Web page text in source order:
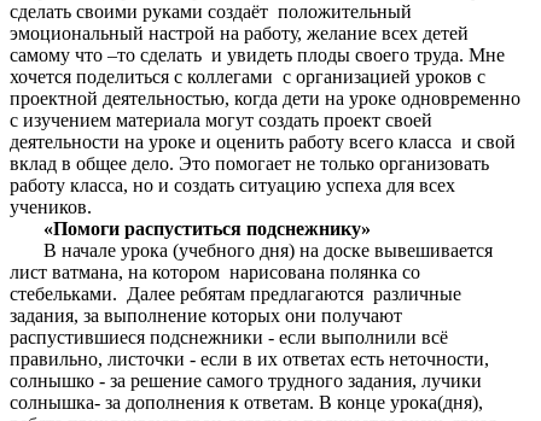
сделать своими руками создаёт положительный
эмоциональный настрой на работу, желание всех детей
самому что –то сделать и увидеть плоды своего труда. Мне
хочется поделиться с коллегами с организацией уроков с
проектной деятельностью, когда дети на уроке одновременно
с изучением материала могут создать проект своей
деятельности на уроке и оценить работу всего класса и свой
вклад в общее дело. Это помогает не только организовать
работу класса, но и создать ситуацию успеха для всех
учеников.
«Помоги распуститься подснежнику»
В начале урока (учебного дня) на доске вывешивается
лист ватмана, на котором нарисована полянка со
стебельками. Далее ребятам предлагаются различные
задания, за выполнение которых они получают
распустившиеся подснежники - если выполнили всё
правильно, листочки - если в их ответах есть неточности,
солнышко - за решение самого трудного задания, лучики
солнышка- за дополнения к ответам. В конце урока(дня),